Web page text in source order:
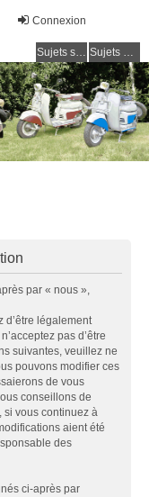
Connexion
Sujets sans réponse Sujets actifs
par « nous »,
d’être légalement
pas d’être
suivantes, veuillez ne
pouvons modifier ces
de vous
conseillons de
si vous continuez à
aient été
des
ci-après par